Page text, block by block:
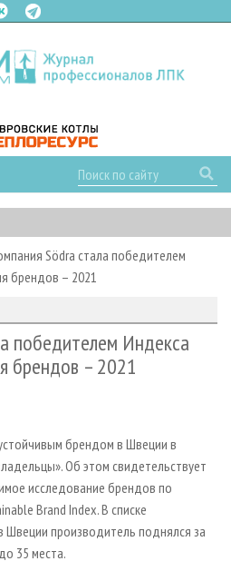
ПЛИТ
Södra стала победителем
брендов – 2021
победителем Индекса
брендов – 2021
брендом в Швеции в
Об этом свидетельствует
исследование брендов по
Brand Index. В списке
Швеции производитель поднялся за
35 места.